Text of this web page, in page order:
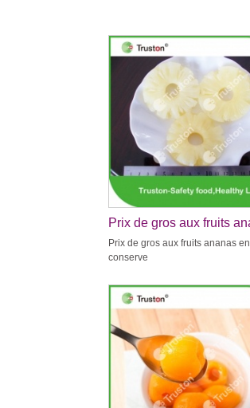
Prix de gros aux fruits
en conserve
Prix de gros aux fruits ananas en
conserve